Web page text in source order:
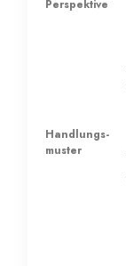
Perspektive
Handlungs-
muster